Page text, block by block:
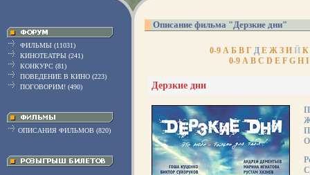
ФИЛЬМЫ (11031)
КИНОТЕАТРЫ (241)
КОНКУРС (81)
ПОВЕДЕНИЕ В КИНО (223)
ПОГОВОРИМ! (490)
ОПИСАНИЯ ФИЛЬМОВ (820)
Описание фильма "Дерзкие дни"
0-9 А Б В Г Д Е Ж З И Й К
0-9 A B C D E F G H I
Дерзкие дни